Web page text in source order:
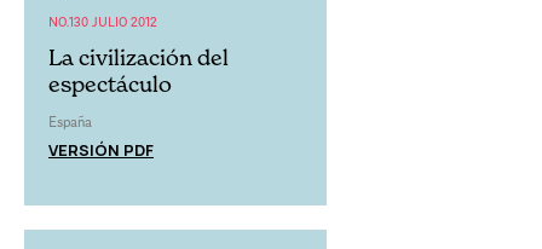
NO.130 JULIO 2012
La civilización del
espectáculo
España
VERSIÓN PDF